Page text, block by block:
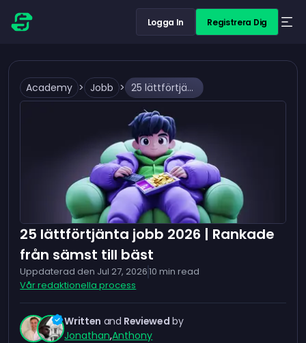
Logga In Registrera Dig
Academy > Jobb > 25 lättförtjänta jobb 2026 | Rankade från sämst till bäst
25 lättförtjänta jobb 2026 | Rankade
från sämst till bäst
Uppdaterad den Jul 27, 202610 min read
Vår redaktionella process
Written and Reviewed by
Jonathan,Anthony